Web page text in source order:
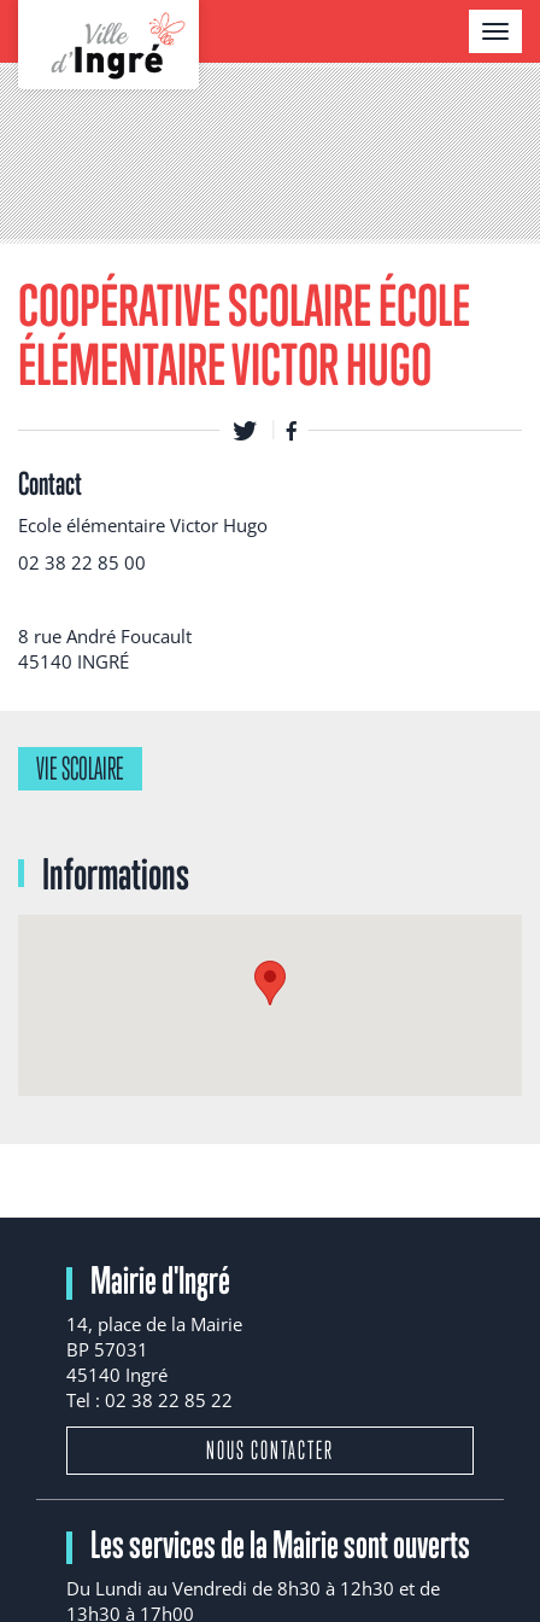
contenu
principal
Contenu
COOPÉRATIVE SCOLAIRE ÉCOLE
ÉLÉMENTAIRE VICTOR HUGO
Contact
Ecole élémentaire Victor Hugo
02 38 22 85 00
8 rue André Foucault
45140 INGRÉ
VIE SCOLAIRE
Informations
Mairie d'Ingré
14, place de la Mairie
BP 57031
45140 Ingré
Tel : 02 38 22 85 22
NOUS CONTACTER
Les services de la Mairie sont ouverts
Du Lundi au Vendredi de 8h30 à 12h30 et de
13h30 à 17h00